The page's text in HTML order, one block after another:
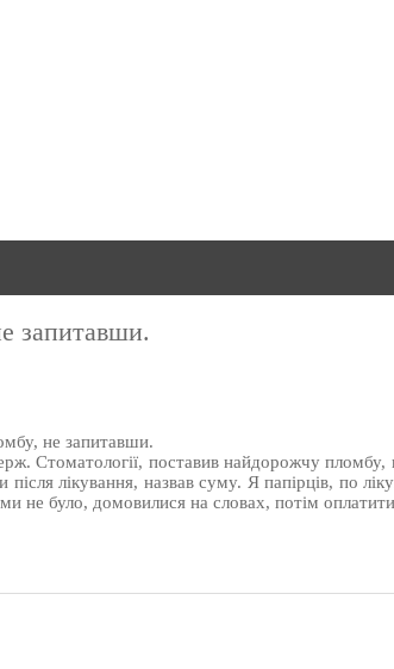
запитавши.
не запитавши.
Стоматології, поставив найдорожчу пломбу,
лікування, назвав суму. Я папірців, по
не було, домовилися на словах, потім